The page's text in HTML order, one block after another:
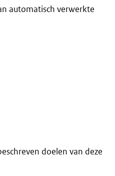
automatisch verwerkte
doelen van deze